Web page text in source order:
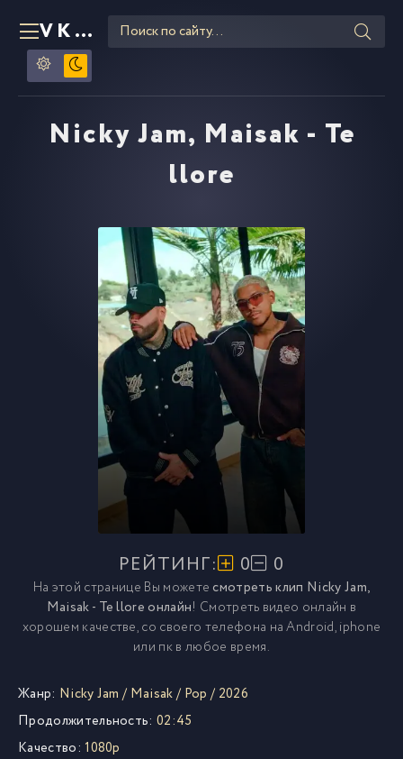
VKLIPE RU
Nicky Jam, Maisak - Te
llore
РЕЙТИНГ: 0 0
На этой странице Вы можетесмотреть клип Nicky Jam,
Maisak - Te llore онлайн! Смотреть видео онлайн в
хорошем качестве, со своего телефона на Android, iphone
или пк в любое время.
Жанр: Nicky Jam / Maisak/ Pop / 2026
Продолжительность: 02:45
Качество: 1080p